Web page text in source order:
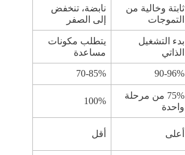
ثابتة وخالية من
التموجات
نابضة، تنخفض
إلى الصفر
بدء التشغيل
الذاتي
يتطلب مكونات
مساعدة
90-96%
70-85%
75% من مرحلة
واحدة
100%
أعلى أقل